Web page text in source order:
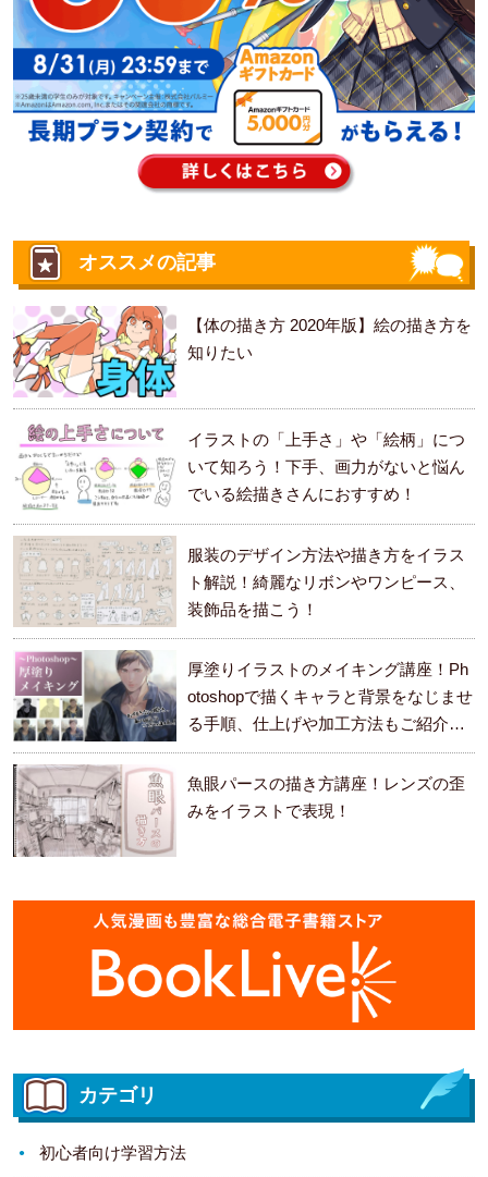
オススメの記事
【体の描き方 2020年版】絵の描き方を
知りたい
イラストの「上手さ」や「絵柄」につ
いて知ろう！下手、画力がないと悩ん
でいる絵描きさんにおすすめ！
服装のデザイン方法や描き方をイラス
ト解説！綺麗なリボンやワンピース、
装飾品を描こう！
厚塗りイラストのメイキング講座！Ph
otoshopで描くキャラと背景をなじませ
る手順、仕上げや加工方法もご紹介し
ます。
魚眼パースの描き方講座！レンズの歪
みをイラストで表現！
カテゴリ
初心者向け学習方法